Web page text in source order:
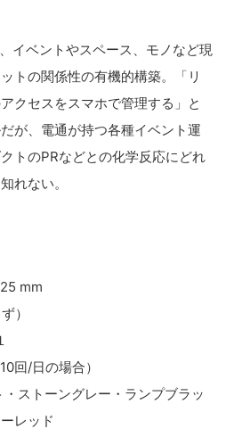
イベントやスペース、モノなど現
トの関係性の有機的構築。「リ
クセスをスマホで管理する」と
が、電通が持つ各種イベント運
トのPRなどとの化学反応にどれ
れない。
mm
）
回/日の場合）
ストーングレー・ランプブラッ
レッド